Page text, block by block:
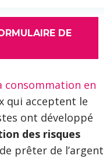
DE
consommation en
qui acceptent le
ont développé
des risques
prêter de l’argent